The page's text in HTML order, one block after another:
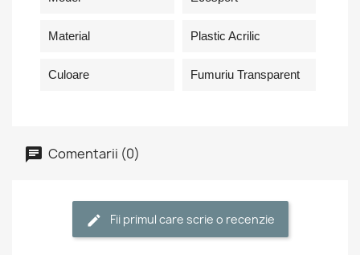
Material Plastic Acrilic
Culoare Fumuriu Transparent
Comentarii (0)
Fii primul care scrie o recenzie